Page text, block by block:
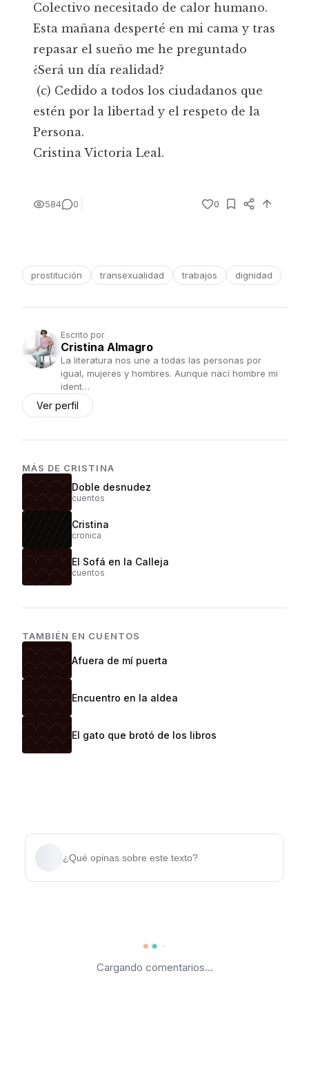
Colectivo necesitado de calor humano.
Esta mañana desperté en mi cama y tras
repasar el sueño me he preguntado
¿Será un día realidad?
(c) Cedido a todos los ciudadanos que
estén por la libertad y el respeto de la
Persona.
Cristina Victoria Leal.
584 0 0
prostitución transexualidad trabajos dignidad
Escrito por
Cristina Almagro
La literatura nos une a todas las personas por
igual, mujeres y hombres. Aunque nací hombre mi
ident…
Ver perfil
MÁS DE CRISTINA
Doble desnudez
cuentos
Cristina
cronica
El Sofá en la Calleja
cuentos
TAMBIÉN EN CUENTOS
Afuera de mí puerta
Encuentro en la aldea
El gato que brotó de los libros
¿Qué opinas sobre este texto?
Cargando comentarios...